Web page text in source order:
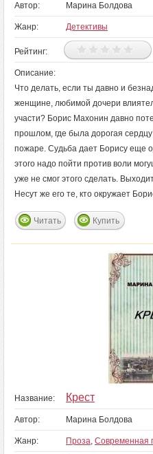
Автор: Марина Болдова
Жанр: Детективы
Рейтинг:
Описание:
Что делать, если ты давно и
женщине, любимой дочери
участи? Борис Махонин давно
прошлом, где была дорогая
пожаре. Судьба дает Борису еще
этого надо пойти против воли
уже не смог этого сделать.
Несут же его те, кто окружает
Читать Купить
Название: Крест
Автор: Марина Болдова
Жанр: Проза, Современная